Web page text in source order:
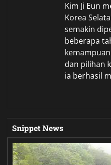
Kim Ji Eun
Korea
semakin
beberapa
dan pilihan
ia berhasil
Snippet News